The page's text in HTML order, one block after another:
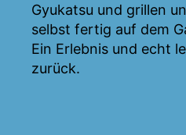
Gyukatsu und grillen
selbst fertig auf dem
Ein Erlebnis und echt
zurück.